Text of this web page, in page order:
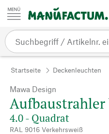
Zum Inhalt springen
Startseite Deckenleuchten
Mawa Design
4.0 - Quadrat
RAL 9016 Verkehrsweiß